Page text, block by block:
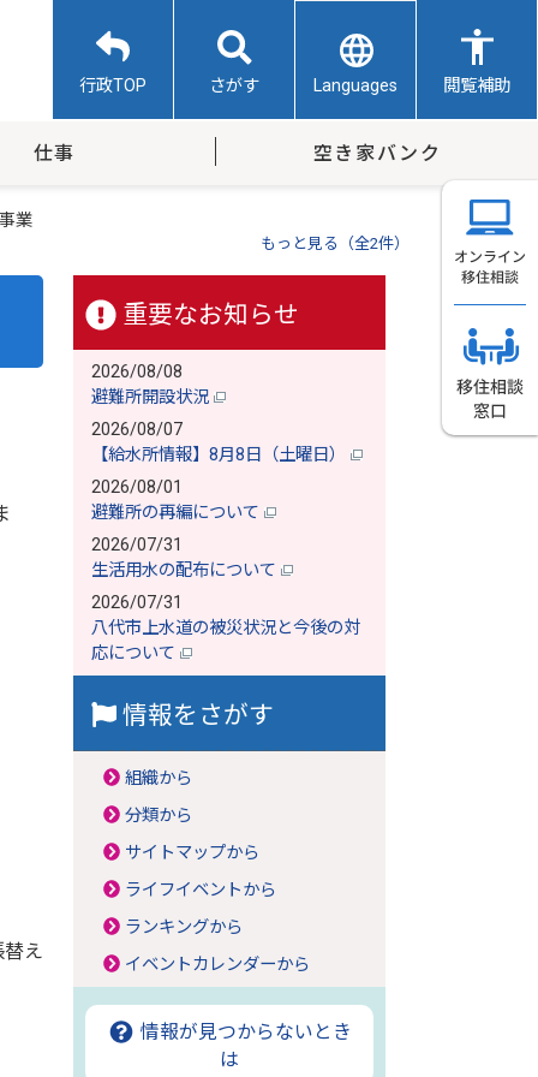
行政TOP さがす Languages 閲覧補助
仕事 空き家バンク
業
もっと見る（全2件）
え
重要なお知らせ
2026/08/08
避難所開設状況
2026/08/07
【給水所情報】8月8日（土曜日）
2026/08/01
避難所の再編について
2026/07/31
生活用水の配布について
2026/07/31
八代市上水道の被災状況と今後の対
応について
情報をさがす
組織から
分類から
サイトマップから
ライフイベントから
ランキングから
イベントカレンダーから
情報が見つからないとき
は